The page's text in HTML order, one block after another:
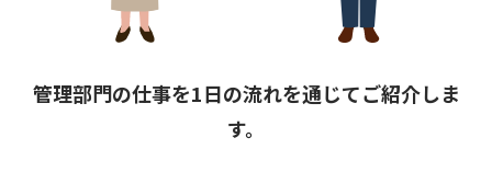
管理部門の仕事を1日の流れを通じてご紹介しま
す。